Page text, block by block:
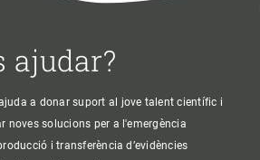
ajudar?
a donar suport al jove talent científic i
noves solucions per a l'emergència
i transferència d’evidències